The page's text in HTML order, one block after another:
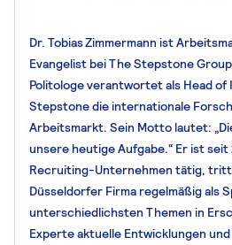
Dr. Tobias Zimmermann ist
Evangelist bei The Stepstone
Politologe verantwortet als Head of
Stepstone die internationale
Arbeitsmarkt. Sein Motto lautet:
unsere heutige Aufgabe.“ Er ist seit
Recruiting-Unternehmen tätig,
Düsseldorfer Firma regelmäßig als
unterschiedlichsten Themen in
Experte aktuelle Entwicklungen